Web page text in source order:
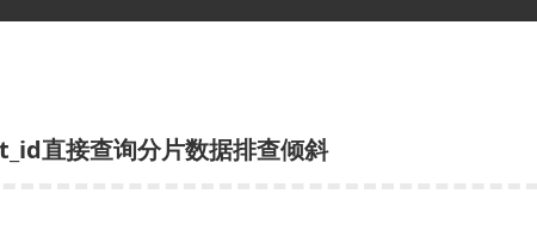
直接查询分片数据排查倾斜